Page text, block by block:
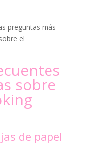
preguntas más
el
sobre
de papel